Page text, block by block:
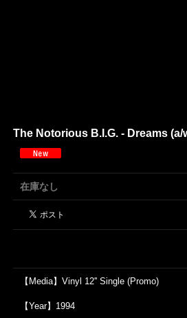
The Notorious B.I.G. - Dreams
在庫なし
【Media】Vinyl 12'' Single (Promo)
【Year】1994